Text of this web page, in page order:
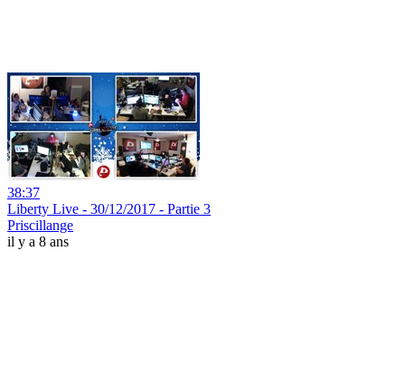
38:37
Liberty Live - 30/12/2017 - Partie 3
Priscillange
il y a 8 ans